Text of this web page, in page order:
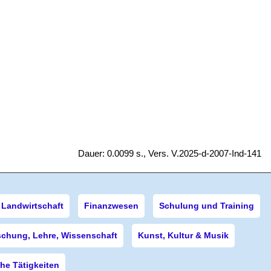
Dauer: 0.0099 s., Vers. V.2025-d-2007-Ind-141
Landwirtschaft Finanzwesen Schulung und Training
Lehre, Wissenschaft Kunst, Kultur & Musik
Tätigkeiten